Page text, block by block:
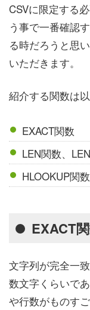
CSVに限定する
う事で一番確認
る時だろうと思
いただきます。
紹介する関数は以
EXACT関数
LEN関数、
HLOOKUP関
EXACT
文字列が完全一
数文字くらいで
や行数がものす